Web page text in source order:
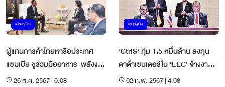
เศรษฐกิจ
ผู้แทนการค้าไทยหารือประเทศ
แซมเบีย ชูร่วมมืออาหาร-พลังงาน
ทดแทน
26 ต.ค. 2567 | 0:08
เศรษฐกิจ
‘CtrlS‘ ทุ่ม 1.5 หมื่นล้าน ลงทุน
ดาต้าเซนเตอร์ใน ’EEC’ จ้างงาน
กว่า 1 พันตำแหน่ง
02 ก.พ. 2567 | 4:08